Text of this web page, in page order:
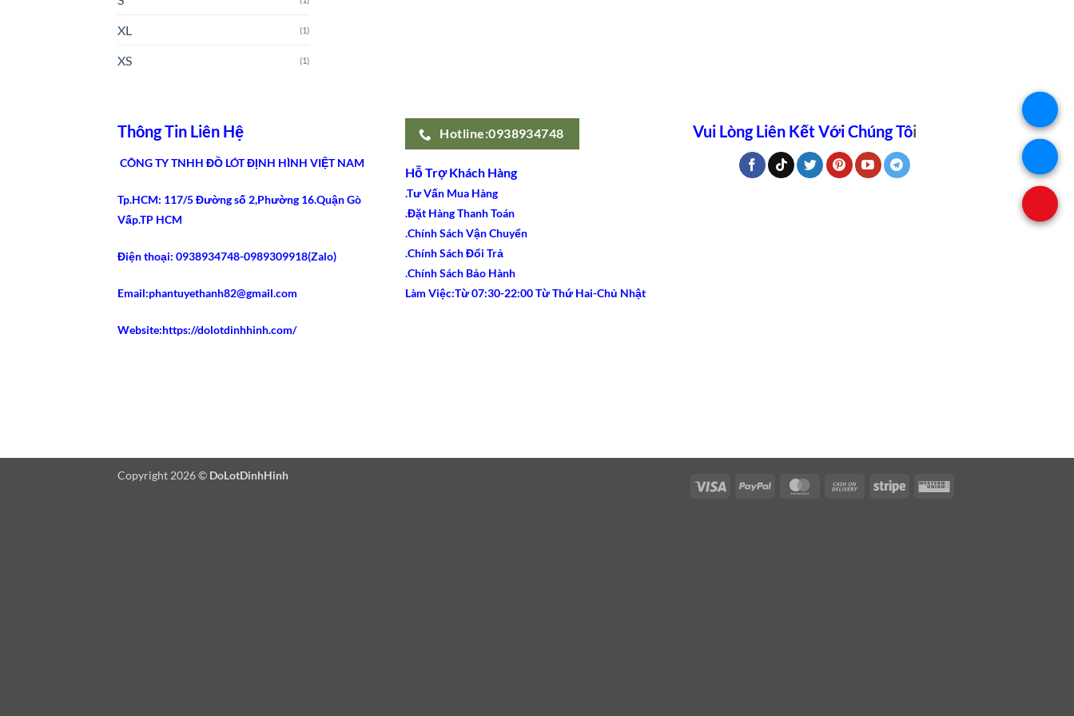
XL (1)
XS (1)
Thông Tin Liên Hệ
CÔNG TY TNHH ĐỒ LÓT ĐỊNH HÌNH VIỆT NAM
Tp.HCM: 117/5 Đường số 2,Phường 16.Quận Gò
Vấp.TP HCM
Điện thoại: 0938934748-0989309918(Zalo)
Email:phantuyethanh82@gmail.com
Website:https://dolotdinhhinh.com/
Hotline:0938934748
Hỗ Trợ Khách Hàng
.Tư Vấn Mua Hàng
.Đặt Hàng Thanh Toán
.Chính Sách Vận Chuyển
.Chính Sách Đổi Trả
.Chính Sách Bảo Hành
Làm Việc:Từ 07:30-22:00 Từ Thứ Hai-Chủ Nhật
Vui Lòng Liên Kết Với Chúng Tôi
Visa PayPal MasterCardCash
Stripe
Western
Copyright 2026 © DoLotDinhHinh